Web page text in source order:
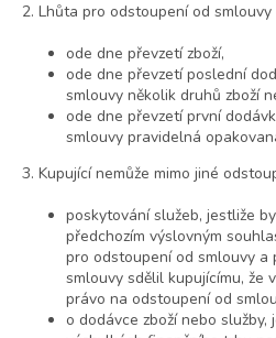
2. Lhůta pro odstoupení od smlouvy
ode dne převzetí zboží,
ode dne převzetí poslední
smlouvy několik druhů zboží
ode dne převzetí první
smlouvy pravidelná
3. Kupující nemůže mimo jiné
poskytování služeb, jestliže
předchozím výslovným
pro odstoupení od smlouvy a
smlouvy sdělil kupujícímu, že
právo na odstoupení od
o dodávce zboží nebo služby,